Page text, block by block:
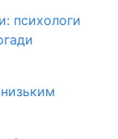
психологи